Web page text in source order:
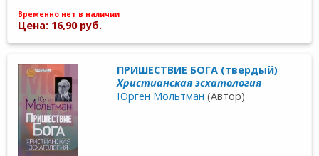
Временно нет в наличии
Цена: 16,90 руб.
ПРИШЕСТВИЕ БОГА (твердый)
Христианская эсхатология
Юрген Мольтман (Автор)